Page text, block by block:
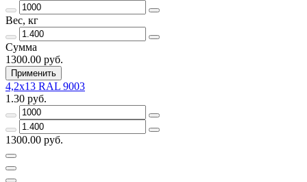
Вес, кг
Сумма
1300.00 руб.
Применить
4,2х13 RAL 9003
1.30 руб.
1300.00 руб.